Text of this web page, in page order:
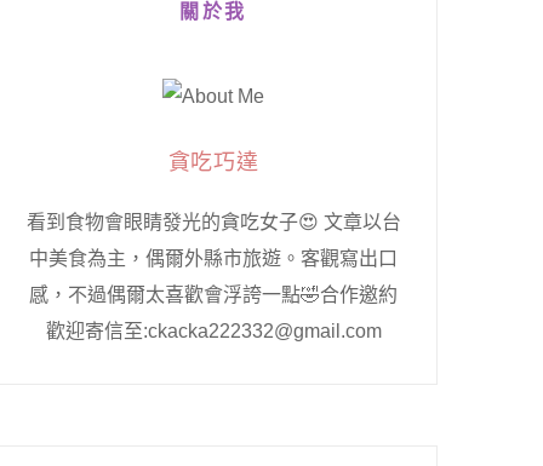
關於我
貪吃巧達
看到食物會眼睛發光的貪吃女子😍 文章以台
中美食為主，偶爾外縣市旅遊。客觀寫出口
感，不過偶爾太喜歡會浮誇一點🤣合作邀約
歡迎寄信至:ckacka222332@gmail.com